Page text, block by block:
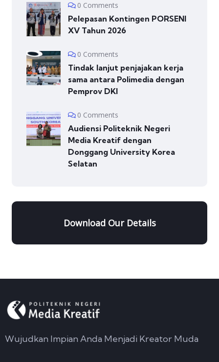
0 Comments
Pelepasan Kontingen PORSENI
XV Tahun 2026
0 Comments
Tindak lanjut penjajakan kerja
sama antara Polimedia dengan
Pemprov DKI
0 Comments
Audiensi Politeknik Negeri
Media Kreatif dengan
Donggang University Korea
Selatan
Download Our Details
Wujudkan Impian Anda Menjadi Kreator Muda